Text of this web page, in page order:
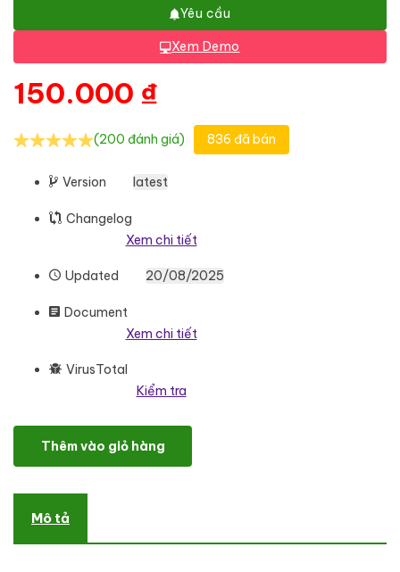
Yêu cầu
Xem Demo
150.000 ₫
(200 đánh giá) 836 đã bán
Version latest
Changelog
Xem chi tiết
Updated 20/08/2025
Document
Xem chi tiết
VirusTotal
Kiểm tra
Solarnova - Solar & Green Renewable Energy Elementor
Thêm vào giỏ hàng
Mô tả